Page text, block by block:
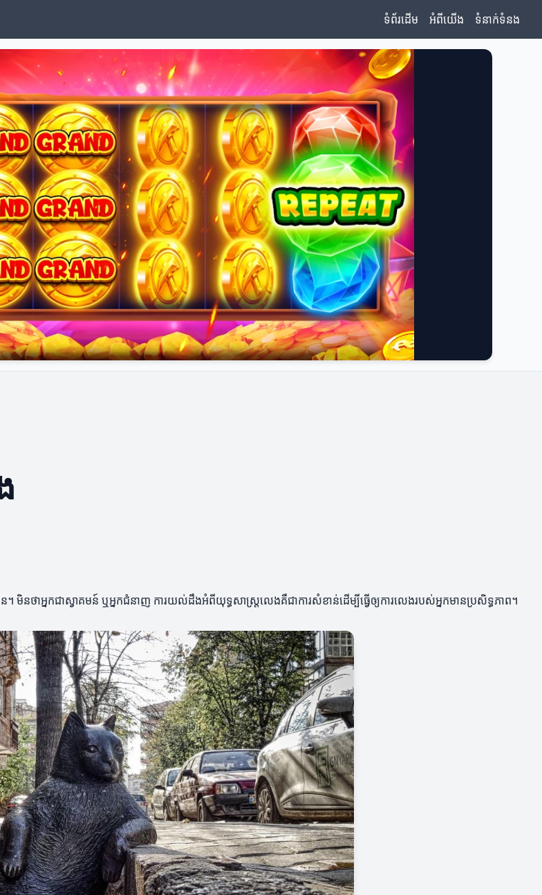
ទំព័រដើម អំពីយើង ទំនាក់ទំនង
នថាអ្នកជាស្វាគមន៍ ឬអ្នកជំនាញ ការយល់ដឹងអំពីយុទ្ធសាស្ត្រលេងគឺជាការសំខាន់ដើម្បីធ្វើឲ្យការលេងរបស់អ្នកមានប្រសិទ្ធភាព។